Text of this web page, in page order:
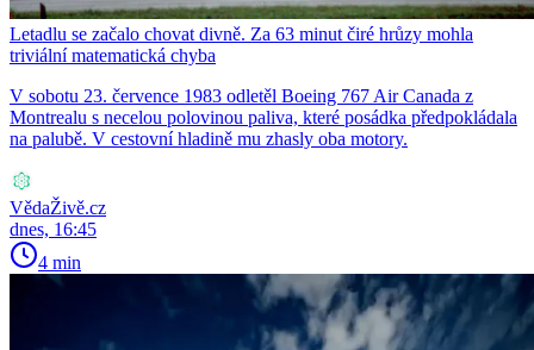
Letadlu se začalo chovat divně. Za 63 minut čiré hrůzy mohla
triviální matematická chyba
V sobotu 23. července 1983 odletěl Boeing 767 Air Canada z
Montrealu s necelou polovinou paliva, které posádka předpokládala
na palubě. V cestovní hladině mu zhasly oba motory.
VědaŽivě.cz
dnes, 16:45
4 min